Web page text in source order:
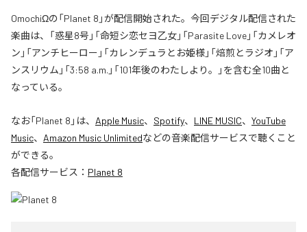
OmochiΩの「Planet 8」が配信開始された。今回デジタル配信された
楽曲は、「惑星8号」「命短シ恋セヨ乙女」「Parasite Love」「カメレオ
ン」「アンチヒーロー」「カレンデュラとお姫様」「焙煎とラジオ」「ア
ンスリウム」「3:58 a.m.」「101年後のわたしより。」を含む全10曲と
なっている。
なお「Planet 8 」は、 Apple Music、 Spotify、 LINE MUSIC、 YouTube
Music、 Amazon Music Unlimitedなどの音楽配信サービスで聴くこと
ができる。
各配信サービス： Planet 8